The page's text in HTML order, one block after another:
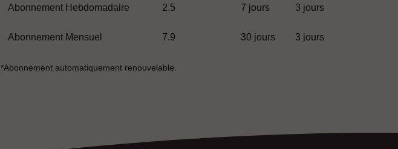
Abonnement Hebdomadaire 2,5 7 jours 3 jours
Abonnement Mensuel 7.9 30 jours 3 jours
*Abonnement automatiquement renouvelable.